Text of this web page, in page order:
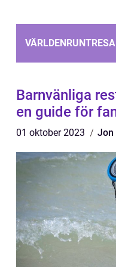
Barnvänliga
en guide för
01 oktober 2023 Jon